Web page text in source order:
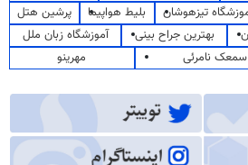
تیزهوشان بلیط هواپیما
پرشین هتل
بهترین جراح بینی
آموزشگاه زبان ملل
نامرئی
مهرینو